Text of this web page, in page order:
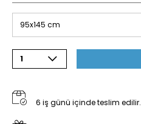
95x145 cm
1
6 iş günü içinde teslim edilir.